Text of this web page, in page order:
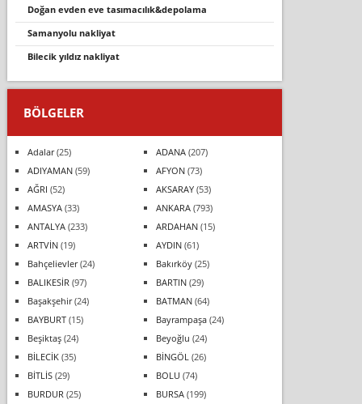
doğan evden eve tasimacilik&depolama
samanyolu nakliyat
bilecik yıldız nakliyat
BÖLGELER
Adalar(25) ADANA(207)
ADIYAMAN(59) AFYON(73)
AĞRI (52) AKSARAY(53)
AMASYA(33) ANKARA(793)
ANTALYA(233) ARDAHAN(15)
ARTVİN(19) AYDIN(61)
Bahçelievler(24) Bakırköy(25)
BALIKESİR (97) BARTIN(29)
Başakşehir(24) BATMAN(64)
BAYBURT(15) Bayrampaşa(24)
Beşiktaş(24) Beyoğlu (24)
BİLECİK(35) BİNGÖL (26)
BİTLİS(29) BOLU (74)
BURDUR (25) BURSA(199)